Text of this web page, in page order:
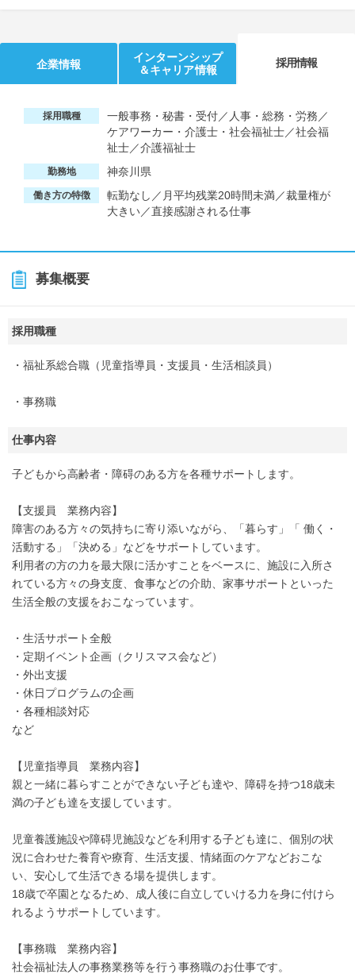
企業情報
インターンシップ
＆キャリア情報
採用情報
採用職種
一般事務・秘書・受付／人事・総務・労務／
ケアワーカー・介護士・社会福祉士／社会福
祉士／介護福祉士
勤務地 神奈川県
働き方の特徴
転勤なし／月平均残業20時間未満／裁量権が
大きい／直接感謝される仕事
募集概要
採用職種
・福祉系総合職（児童指導員・支援員・生活相談員）
・事務職
仕事内容
子どもから高齢者・障碍のある方を各種サポートします。
【支援員 業務内容】
障害のある方々の気持ちに寄り添いながら、「暮らす」「 働く・
活動する」「決める」などをサポートしています。
利用者の方の力を最大限に活かすことをベースに、施設に入所さ
れている方々の身支度、食事などの介助、家事サポートといった
生活全般の支援をおこなっています。
・生活サポート全般
・定期イベント企画（クリスマス会など）
・外出支援
・休日プログラムの企画
・各種相談対応
など
【児童指導員 業務内容】
親と一緒に暮らすことができない子ども達や、障碍を持つ18歳未
満の子ども達を支援しています。
児童養護施設や障碍児施設などを利用する子ども達に、個別の状
況に合わせた養育や療育、生活支援、情緒面のケアなどおこな
い、安心して生活できる場を提供します。
18歳で卒園となるため、成人後に自立していける力を身に付けら
れるようサポートしています。
【事務職 業務内容】
社会福祉法人の事務業務等を行う事務職のお仕事です。